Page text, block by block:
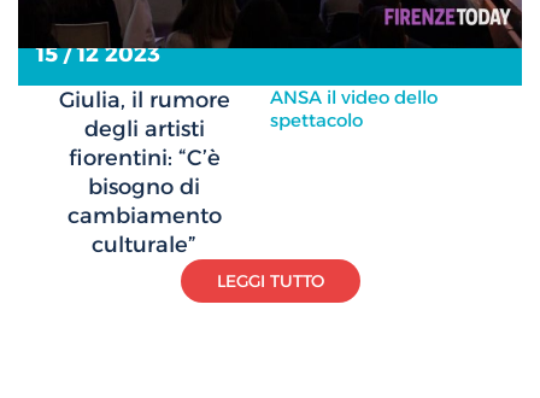
Giulia, il rumore
degli artisti
fiorentini: “C’è
bisogno di
cambiamento
culturale”
ANSA il video dello
spettacolo
15 / 12 2023
LEGGI TUTTO